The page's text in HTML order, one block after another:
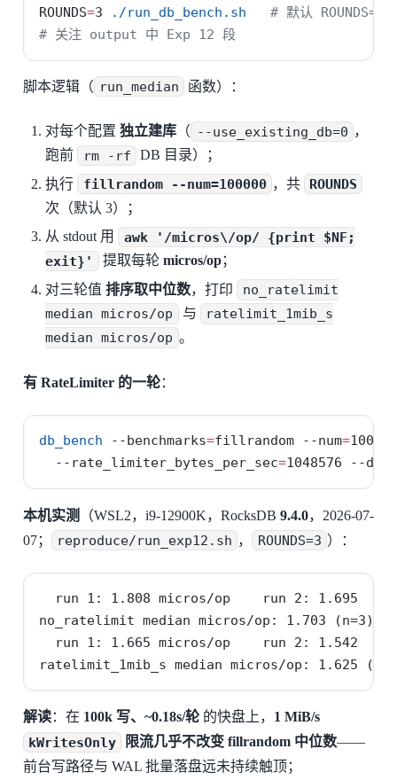
ROUNDS=3 ./run_db_bench.sh
# 默认 ROUNDS=3
# 关注 output 中 Exp 12 段
脚本逻辑（ run_median 函数）：
对每个配置独立建库 （ --use_existing_db=0 ，
跑前
rm -rf
DB 目录）；
执行
fillrandom --num=100000 ，共 ROUNDS
次（默认 3）；
从 stdout 用
awk '/micros\/op/ {print $NF;
exit}'
提取每轮 micros/op；
对三轮值排序取中位数，打印
no_ratelimit
median micros/op
与
ratelimit_1mib_s
median micros/op 。
有 RateLimiter 的一轮：
db_bench --benchmarks=fillrandom --num=
--rate_limiter_bytes_per_sec=1048576 --db
本机实测 （WSL2，i9-12900K，RocksDB 9.4.0，2026-07-
07；
reproduce/run_exp12.sh ， ROUNDS=3 ）：
run 1: 1.808 micros/op    run 2: 1.695
no_ratelimit median micros/op: 1.703 (n=3)
run 1: 1.665 micros/op    run 2: 1.542
ratelimit_1mib_s median micros/op: 1.625
解读：在 100k 写、~0.18s/轮的快盘上， 1 MiB/s
kWritesOnly 限流几乎不改变 fillrandom 中位数——
前台写路径与 WAL 批量落盘远未持续触顶；